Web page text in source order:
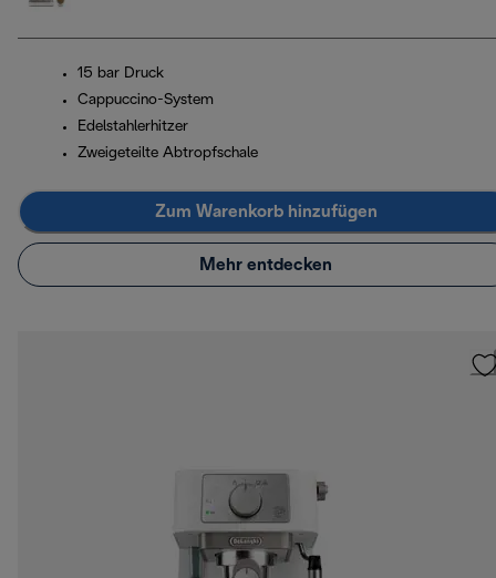
15 bar Druck
Cappuccino-System
Edelstahlerhitzer
Zweigeteilte Abtropfschale
Zum Warenkorb hinzufügen
Mehr entdecken